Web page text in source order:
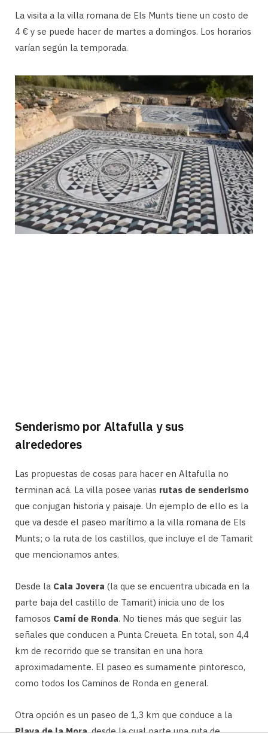
La visita a la villa romana de Els Munts tiene un costo de
4 € y se puede hacer de martes a domingos. Los horarios
varían según la temporada.
Senderismo por Altafulla y sus
alrededores
Las propuestas de cosas para hacer en Altafulla no
terminan acá. La villa posee varias rutas de senderismo
que conjugan historia y paisaje. Un ejemplo de ello es la
que va desde el paseo marítimo a la villa romana de Els
Munts; o la ruta de los castillos, que incluye el de Tamarit
que mencionamos antes.
Desde la Cala Jovera (la que se encuentra ubicada en la
parte baja del castillo de Tamarit) inicia uno de los
famosos Camí de Ronda. No tienes más que seguir las
señales que conducen a Punta Creueta. En total, son 4,4
km de recorrido que se transitan en una hora
aproximadamente. El paseo es sumamente pintoresco,
como todos los Caminos de Ronda en general.
Otra opción es un paseo de 1,3 km que conduce a la
Playa de la Mora, desde la cual parte una ruta de